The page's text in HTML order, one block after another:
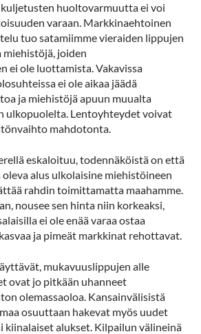
huoltovarmuutta ei voi
varaan. Markkinaehtoinen
tuo satamiimme vieraiden lippujen
miehistöjä, joiden
ei ole luottamista. Vakavissa
ei ole aikaa jäädä
ja miehistöjä apuun muualta
ulkopuolelta. Lentoyhteydet voivat
mahdotonta.
eskaloituu, todennäköistä on että
alus ulkolaisine miehistöineen
rahdin toimittamatta maahamme.
nousee sen hinta niin korkeaksi,
ei ole enää varaa ostaa
ja pimeät markkinat rehottavat.
mukavuuslippujen alle
ovat jo pitkään uhanneet
olemassaoloa. Kansainvälisistä
osuuttaan hakevat myös uudet
kiinalaiset alukset. Kilpailun välineinä